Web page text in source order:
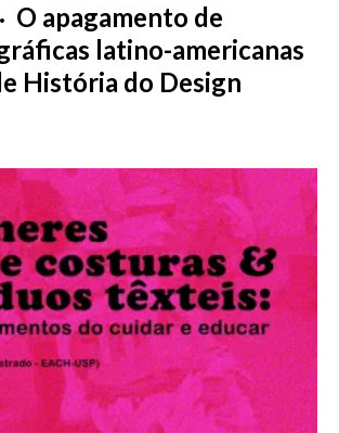
O apagamento de
latino-americanas
História do Design